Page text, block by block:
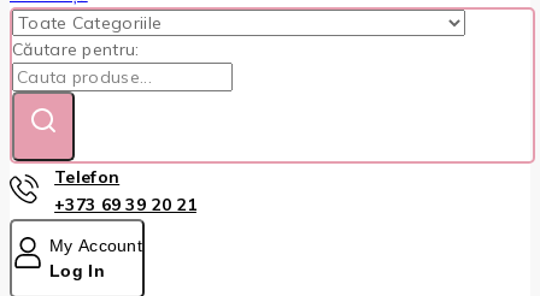
Căutare pentru:
Telefon
+373 69 39 20 21
My Account
Log In